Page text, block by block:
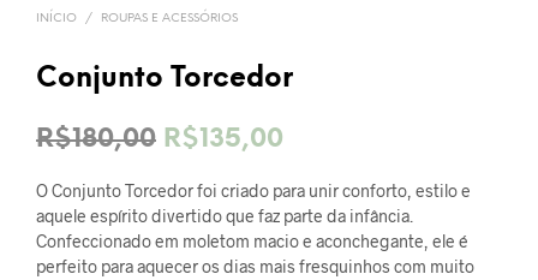
INÍCIO / ROUPAS E ACESSÓRIOS
Conjunto Torcedor
R$180,00 O
preço
original
era:
R$135,00
preço
atual
é:
O Conjunto Torcedor foi criado para unir conforto, estilo e
aquele espírito divertido que faz parte da infância.
Confeccionado em moletom macio e aconchegante, ele é
perfeito para aquecer os dias mais fresquinhos com muito